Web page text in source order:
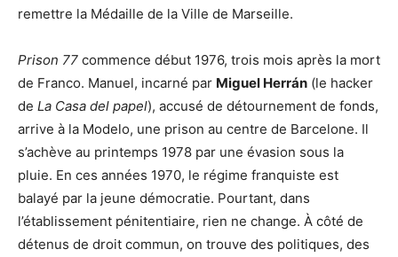
remettre la Médaille de la Ville de Marseille.
Prison 77 commence début 1976, trois mois après la mort
de Franco. Manuel, incarné par Miguel Herrán (le hacker
de La Casa del papel), accusé de détournement de fonds,
arrive à la Modelo, une prison au centre de Barcelone. Il
s’achève au printemps 1978 par une évasion sous la
pluie. En ces années 1970, le régime franquiste est
balayé par la jeune démocratie. Pourtant, dans
l’établissement pénitentiaire, rien ne change. À côté de
détenus de droit commun, on trouve des politiques, des